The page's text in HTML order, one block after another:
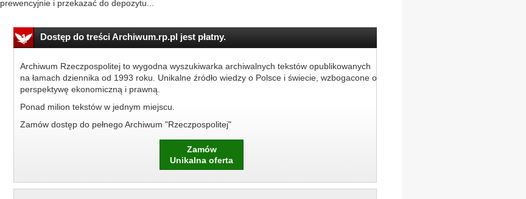
prewencyjnie i przekazać do depozytu...
Dostęp do treści Archiwum.rp.pl jest płatny.
Archiwum Rzeczpospolitej to wygodna wyszukiwarka archiwalnych tekstów opublikowanych
na łamach dziennika od 1993 roku. Unikalne źródło wiedzy o Polsce i świecie, wzbogacone o
perspektywę ekonomiczną i prawną.
Ponad milion tekstów w jednym miejscu.
Zamów dostęp do pełnego Archiwum "Rzeczpospolitej"
Zamów
Unikalna oferta